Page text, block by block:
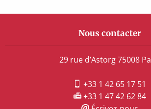
Nous contacter
29 rue d’Astorg 75008
+33 1 42 65 17 51
+33 1 47 42 62 84